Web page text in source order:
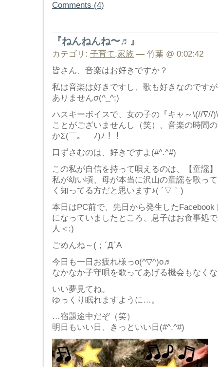
Comments (4)
『ねんねんね〜♬』
カテゴリ: 子育て,家族 — 竹葉 @ 0:02:42
皆さん、音楽はお好きですか？
私は音楽は好きですし、歌も好きなのです
ありませんσ(^_^;)
ハスキーボイスで、女の子の『キャ～\(//∇//
ことがございませんし（笑）、音楽の時間
かΣ(￣。￣ﾉ)ﾉ！！
口ずさむのは、好きですよ(#^.^#)
この私が自信を持って唄えるのは、【童謡
私が幼い頃、母が本当に沢山の童謡を歌っ
く知ってる方だと思います♪( ´▽｀)
本日はPC前で、先日から発生した
になっていましたところ、息子はお食事処
人＜;)
ごめんね～(；´Д`A
今日も一日お疲れ様っo(^▽^)o♬
なかなか子守唄を歌ってあげる機会もなく
いい夢見てね。
ゆっくり眠れますように…。
…宿題途中だぞ（笑）
明日もいい日、きっといい日(#^.^#)